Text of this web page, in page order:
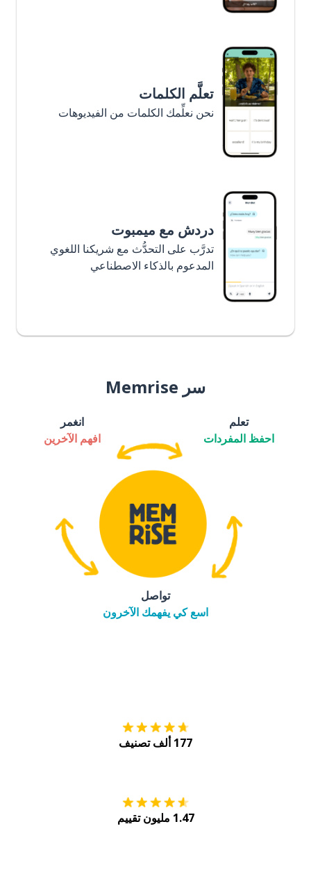
تعلَّم الكلمات
نحن نعلِّمك الكلمات من الفيديوهات
دردش مع ميمبوت
تدرَّب على التحدُّث مع شريكنا اللغوي
المدعوم بالذكاء الاصطناعي
سر Memrise
تعلم
احفظ المفردات
انغمر
افهم الآخرين
تواصل
اسع كي يفهمك الآخرون
177 ألف تصنيف
1.47 مليون تقييم